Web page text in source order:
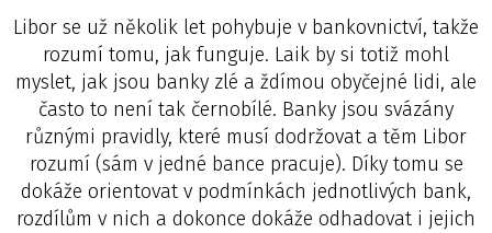
Libor se už několik let pohybuje v bankovnictví, takže
rozumí tomu, jak funguje. Laik by si totiž mohl
myslet, jak jsou banky zlé a ždímou obyčejné lidi, ale
často to není tak černobílé. Banky jsou svázány
různými pravidly, které musí dodržovat a těm Libor
rozumí (sám v jedné bance pracuje). Díky tomu se
dokáže orientovat v podmínkách jednotlivých bank,
rozdílům v nich a dokonce dokáže odhadovat i jejich